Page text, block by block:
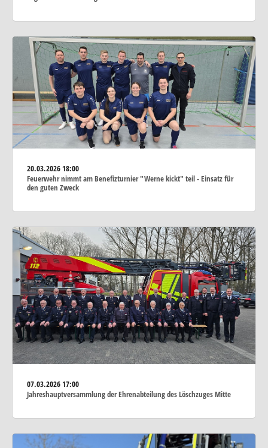
20.03.202618:00
Feuerwehr nimmt am Benefizturnier "Werne kickt" teil - Einsatz für
den guten Zweck
07.03.202617:00
Jahreshauptversammlung der Ehrenabteilung des Löschzuges Mitte